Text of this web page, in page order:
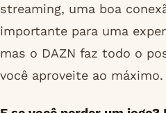
streaming, uma boa
importante para uma
mas o DAZN faz todo o
você aproveite ao máximo.